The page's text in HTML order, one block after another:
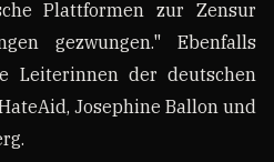
Plattformen zur Zensur
gezwungen." Ebenfalls
Leiterinnen der deutschen
Josephine Ballon und